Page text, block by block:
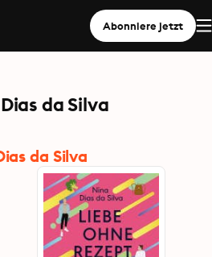
Abonniere jetzt
da Silva
da Silva